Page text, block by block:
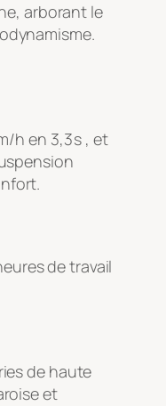
arborant le
h en 3,3 s , et
de travail
de haute
et